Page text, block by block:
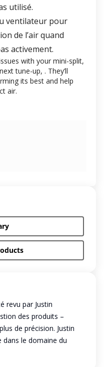
utilisé.
ventilateur pour
de l’air quand
activement.
with your mini-split,
tune-up, . They’ll
its best and help
air.
revu par Justin
des produits –
de précision. Justin
dans le domaine du